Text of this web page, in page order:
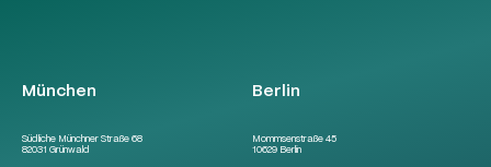
München
Südliche Münchner Straße 68
82031 Grünwald
Berlin
Mommsenstraße 45
10629 Berlin